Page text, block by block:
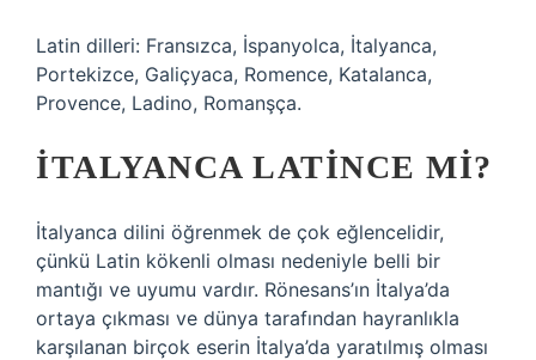
Latin dilleri: Fransızca, İspanyolca, İtalyanca,
Portekizce, Galiçyaca, Romence, Katalanca,
Provence, Ladino, Romanşça.
İTALYANCA LATINCE MI?
İtalyanca dilini öğrenmek de çok eğlencelidir,
çünkü Latin kökenli olması nedeniyle belli bir
mantığı ve uyumu vardır. Rönesans’ın İtalya’da
ortaya çıkması ve dünya tarafından hayranlıkla
karşılanan birçok eserin İtalya’da yaratılmış olması